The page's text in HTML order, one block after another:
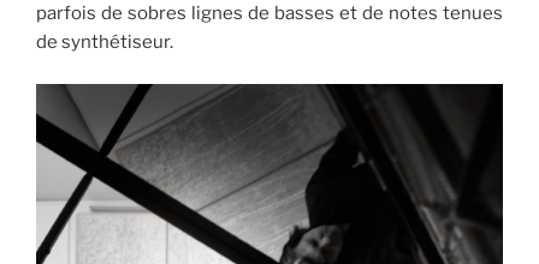
parfois de sobres lignes de basses et de notes tenues
de synthétiseur.